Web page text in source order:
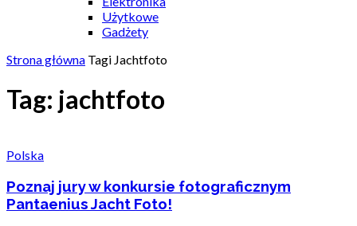
Użytkowe
Gadżety
Strona główna Tagi Jachtfoto
Tag: jachtfoto
Polska
Poznaj jury w konkursie fotograficznym
Pantaenius Jacht Foto!